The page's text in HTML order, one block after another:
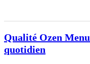
Qualité Ozen
quotidien